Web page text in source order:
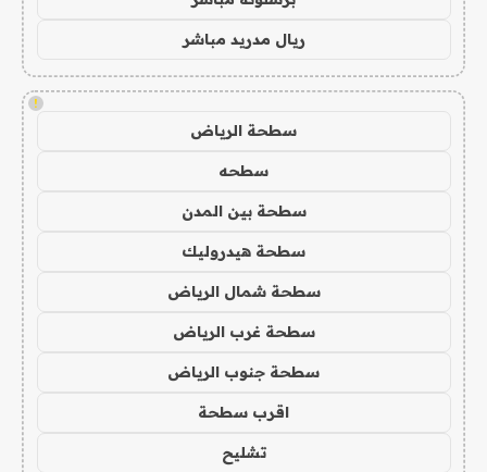
ريال مدريد مباشر
!
سطحة الرياض
سطحه
سطحة بين المدن
سطحة هيدروليك
سطحة شمال الرياض
سطحة غرب الرياض
سطحة جنوب الرياض
اقرب سطحة
تشليح